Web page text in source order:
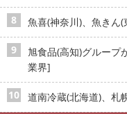
魚喜(神奈川)、魚き
旭食品(高知)グルー
業界]
道南冷蔵(北海道)、